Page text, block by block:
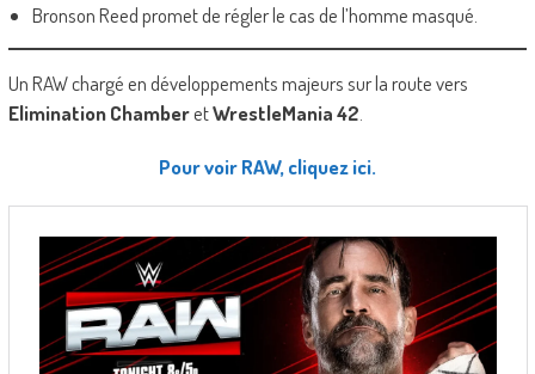
Bronson Reed promet de régler le cas de l’homme masqué.
Un RAW chargé en développements majeurs sur la route vers
Elimination ChamberetWrestleMania 42.
Pour voir RAW, cliquez ici.